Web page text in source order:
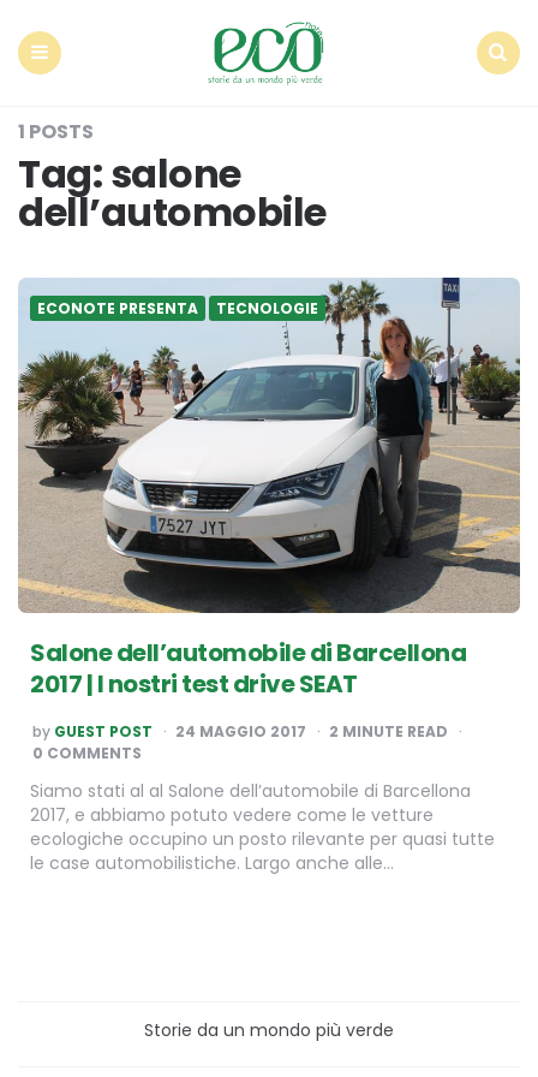
1 POSTS
Tag:salone
dell’automobile
ECONOTE PRESENTA TECNOLOGIE
Salone dell’automobile di Barcellona
2017 | I nostri test drive SEAT
POSTED
BY
by GUEST POST 24 MAGGIO 2017 2 MINUTE READ
0 COMMENTS
Siamo stati al al Salone dell’automobile di Barcellona
2017, e abbiamo potuto vedere come le vetture
ecologiche occupino un posto rilevante per quasi tutte
le case automobilistiche. Largo anche alle…
Storie da un mondo più verde